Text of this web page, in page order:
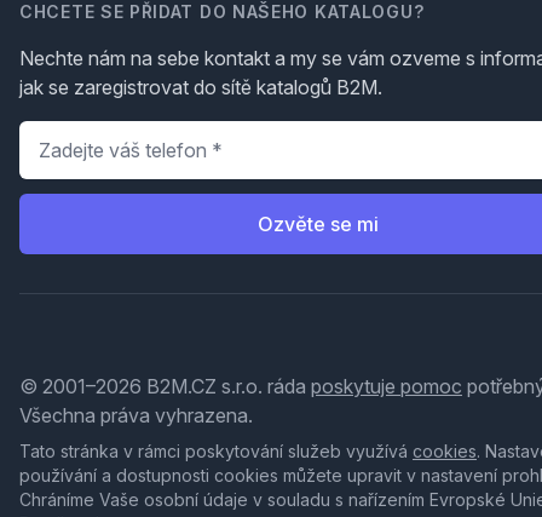
CHCETE SE PŘIDAT DO NAŠEHO KATALOGU?
Nechte nám na sebe kontakt a my se vám ozveme s
jak se zaregistrovat do sítě katalogů B2M.
Telefon
Ozvěte se mi
© 2001–2026 B2M.CZ s.r.o. ráda poskytuje pomoc
Všechna práva vyhrazena.
Tato stránka v rámci poskytování služeb využívá cookies.
používání a dostupnosti cookies můžete upravit v nastavení
Chráníme Vaše osobní údaje v souladu s nařízením Evropské